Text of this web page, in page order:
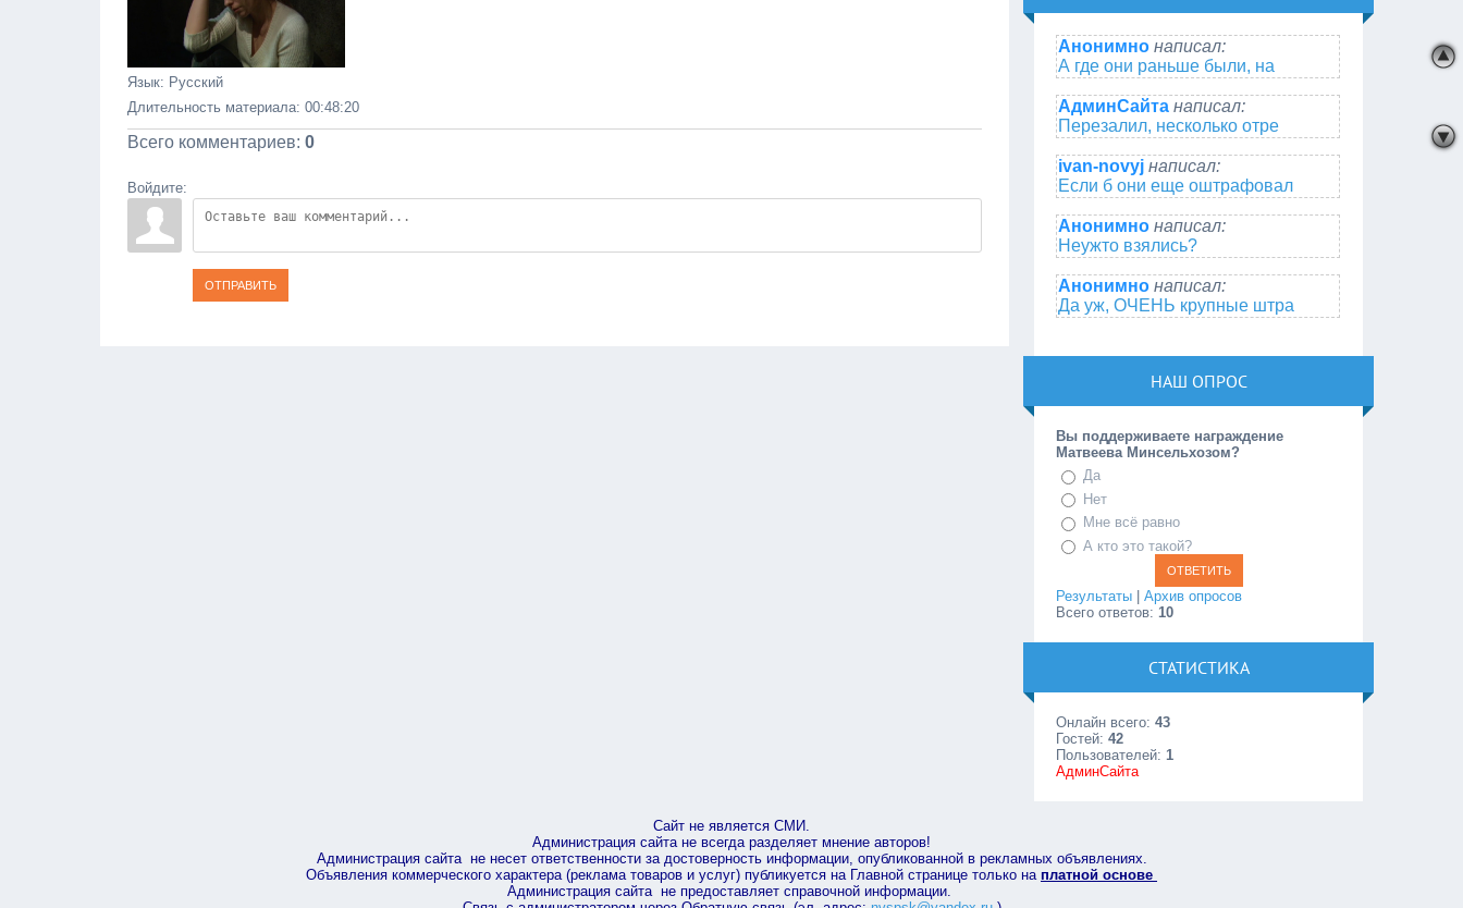
Язык: Русский
Длительность материала: 00:48:20
Всего комментариев: 0
Войдите:
ОТПРАВИТЬ
Анонимно написал:
А где они раньше были, на
АдминСайта написал:
Перезалил, несколько отре
ivan-novyj написал:
Если б они еще оштрафовал
Анонимно написал:
Неужто взялись?
Анонимно написал:
Да уж, ОЧЕНЬ крупные штра
НАШ ОПРОС
Вы поддерживаете награждение
Матвеева Минсельхозом?
Да
Нет
Мне всё равно
А кто это такой?
Результаты |Архив опросов
Всего ответов:10
СТАТИСТИКА
Онлайн всего:43
Гостей:42
Пользователей:1
АдминСайта
Сайт не является СМИ.
Администрация сайта не всегда разделяет мнение авторов!
Администрация сайта не несет ответственности за достоверность информации, опубликованной в рекламных объявлениях.
Объявления коммерческого характера (реклама товаров и услуг) публикуется на Главной странице только на платной основе
Администрация сайта не предоставляет справочной информации.